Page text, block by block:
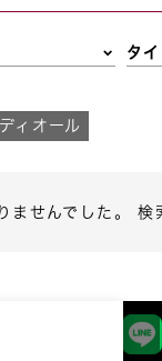
タ
ディオール
せんでした。 検